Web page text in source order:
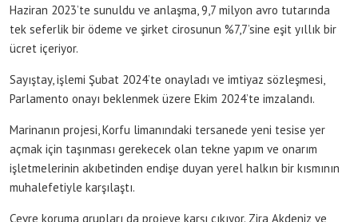
Haziran 2023’te sunuldu ve anlaşma, 9,7 milyon avro tutarında
tek seferlik bir ödeme ve şirket cirosunun %7,7’sine eşit yıllık bir
ücret içeriyor.
Sayıştay, işlemi Şubat 2024’te onayladı ve imtiyaz sözleşmesi,
Parlamento onayı beklenmek üzere Ekim 2024’te imzalandı.
Marinanın projesi, Korfu limanındaki tersanede yeni tesise yer
açmak için taşınması gerekecek olan tekne yapım ve onarım
işletmelerinin akıbetinden endişe duyan yerel halkın bir kısmının
muhalefetiyle karşılaştı.
Çevre koruma grupları da projeye karşı çıkıyor. Zira Akdeniz ve